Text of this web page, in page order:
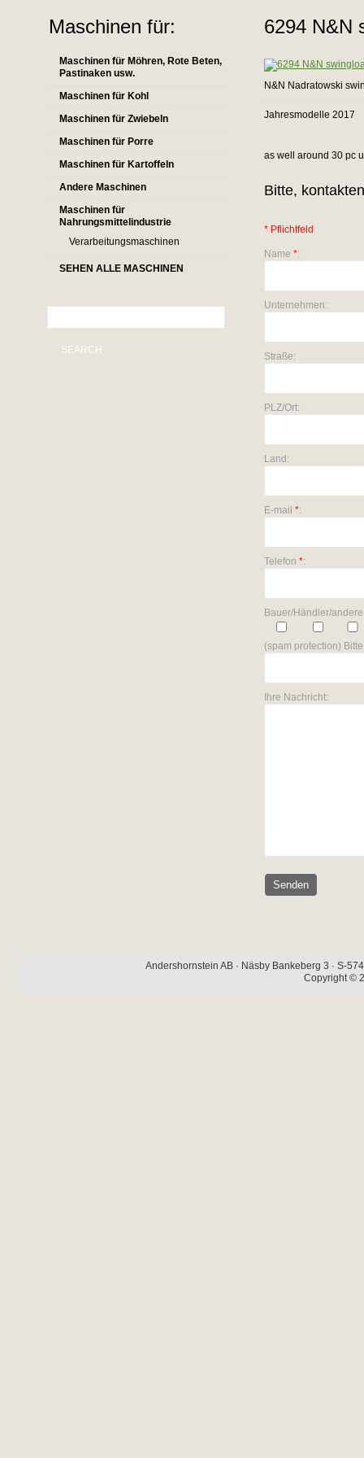
Maschinen für:
Maschinen für Möhren, Rote Beten,
Pastinaken usw.
Maschinen für Kohl
Maschinen für Zwiebeln
Maschinen für Porre
Maschinen für Kartoffeln
Andere Maschinen
Maschinen für
Nahrungsmittelindustrie
Verarbeitungsmaschinen
SEHEN ALLE MASCHINEN
SEARCH
6294 N&N
N&N Nadratowski
Jahresmodelle 2017
as well around 30 pc
Bitte,
* Pflichtfeld
Name *:
Unternehmen:
Straße:
PLZ/Ort:
Land:
E-mail *:
Telefon *:
Bauer/Händler/
(spam protection)
Ihre Nachricht:
Andershornstein AB · Näsby Bankeberg 3 · S-
Copyright ©